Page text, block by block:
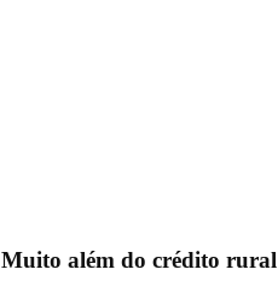
Muito além do crédito rural